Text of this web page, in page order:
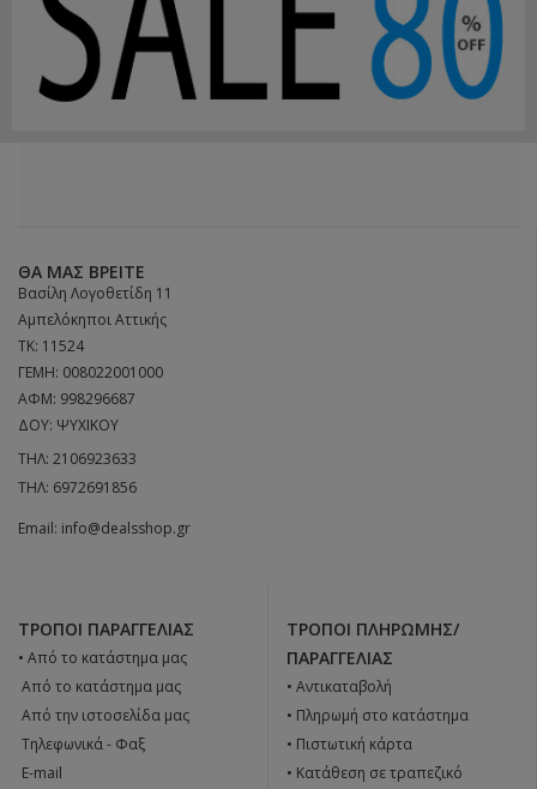
ΘΑ ΜΑΣ ΒΡΕΊΤΕ
Βασίλη Λογοθετίδη 11
Αμπελόκηποι Αττικής
ΤΚ: 11524
ΓΕΜΗ: 008022001000
ΑΦΜ: 998296687
ΔΟΥ: ΨΥΧΙΚΟΥ
ΤΗΛ: 2106923633
ΤΗΛ: 6972691856
Email: info@dealsshop.gr
ΤΡΌΠΟΙ ΠΑΡΑΓΓΕΛΊΑΣ
• Από το κατάστημα μας
 Από το κατάστημα μας
 Από την ιστοσελίδα μας
 Tηλεφωνικά - Φαξ
 E-mail
ΤΡΌΠΟΙ ΠΛΗΡΩΜΉΣ/
ΠΑΡΑΓΓΕΛΊΑΣ
• Αντικαταβολή
• Πληρωμή στο κατάστημα
• Πιστωτική κάρτα
• Κατάθεση σε τραπεζικό